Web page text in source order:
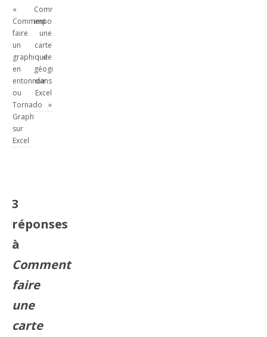
«
Comment
faire
un
graphique
en
entonnoir
ou
Tornado
Graph
sur
Excel
Comment
importer
une
carte
de
géographie
dans
Excel
»
3
réponses
à
Comment
faire
une
carte